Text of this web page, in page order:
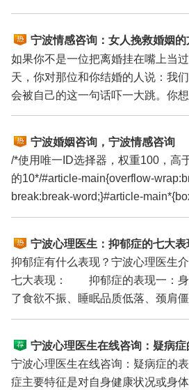
类导致失眠...
宁波情感咨询：女人挽救婚姻的
如果你不是一位把离婚挂在嘴上当
天，你对那位和你结婚的人说：我
会被自己的这一句话吓一大跳。你
那说明你...
宁波婚姻咨询，宁波情感咨询
/*使用唯一ID选择器，权重100，高
的10*/#article-main{overflow-
break:break-word;}#article-
sizing:border-...
宁波心理医生：抑郁症的七大表
抑郁症有什么表现？宁波心理医生
七大表现： 抑郁症的表现一：
了食欲不振、睡眠品质低落、颈肩
咽、容易...
宁波心理医生在线咨询：疑病症
现及治疗
宁波心理医生在线咨询：疑病症的
症主要特征是对自身健康状况或身